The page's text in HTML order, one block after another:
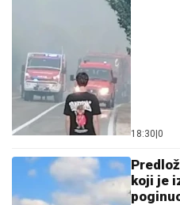
18:30 0
koji je